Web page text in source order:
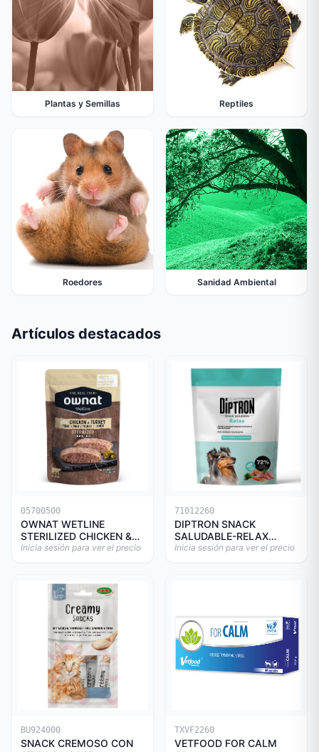
Plantas y Semillas Reptiles
Roedores Sanidad Ambiental
Artículos destacados
05700500
OWNAT WETLINE
STERILIZED CHICKEN &
TURKEY CAT 85gr
Inicia sesión para ver el precio
71012260
DIPTRON SNACK
SALUDABLE-RELAX
150GR
Inicia sesión para ver el precio
BU924000
SNACK CREMOSO CON
TXVF2260
VETFOOD FOR CALM